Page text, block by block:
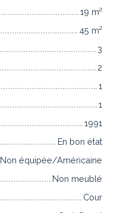
19 m²
45 m²
3
2
1
1
1991
En bon état
Non équipée/Américaine
Non meublé
Cour